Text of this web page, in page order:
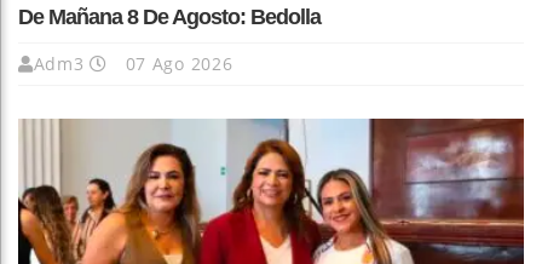
De Mañana 8 De Agosto: Bedolla
Adm3 07 Ago 2026